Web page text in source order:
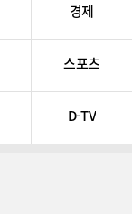
경제
스포츠
D-TV